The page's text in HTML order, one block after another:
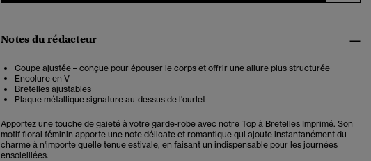
Notes du rédacteur
Coupe ajustée – conçue pour épouser le corps et offrir une allure plus structurée
Encolure en V
Bretelles ajustables
Plaque métallique signature au-dessus de l'ourlet
Apportez une touche de gaieté à votre garde-robe avec notre Top à Bretelles Imprimé. Son
motif floral féminin apporte une note délicate et romantique qui ajoute instantanément du
charme à n'importe quelle tenue estivale, en faisant un indispensable pour les journées
ensoleillées.